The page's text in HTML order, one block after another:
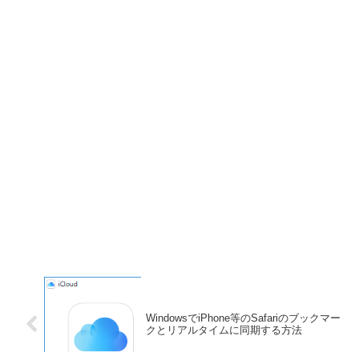
WindowsでiPhone等のSafariのブックマー
クとリアルタイムに同期する方法